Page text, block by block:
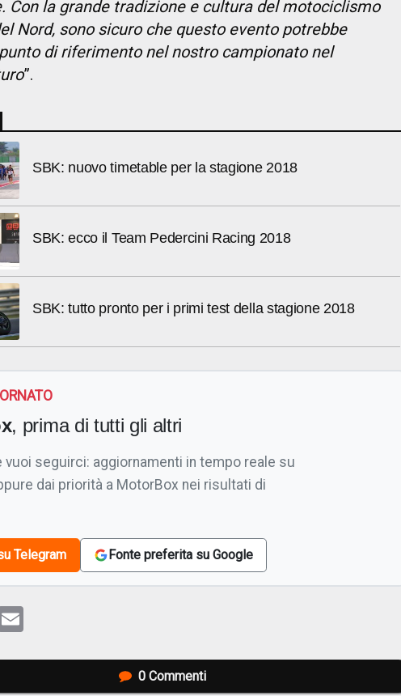
Con la grande tradizione e cultura del motociclismo
Nord, sono sicuro che questo evento potrebbe
di riferimento nel nostro campionato nel
”.
SBK: nuovo timetable per la stagione 2018
SBK: ecco il Team Pedercini Racing 2018
SBK: tutto pronto per i primi test della stagione 2018
, prima di tutti gli altri
vuoi seguirci: aggiornamenti in tempo reale su
dai priorità a MotorBox nei risultati di
Telegram Fonte preferita su Google
0 Commenti